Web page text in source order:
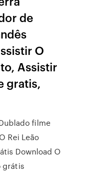
de
O
Assistir
gratis,
filme
Rei Leão
Download O
grátis